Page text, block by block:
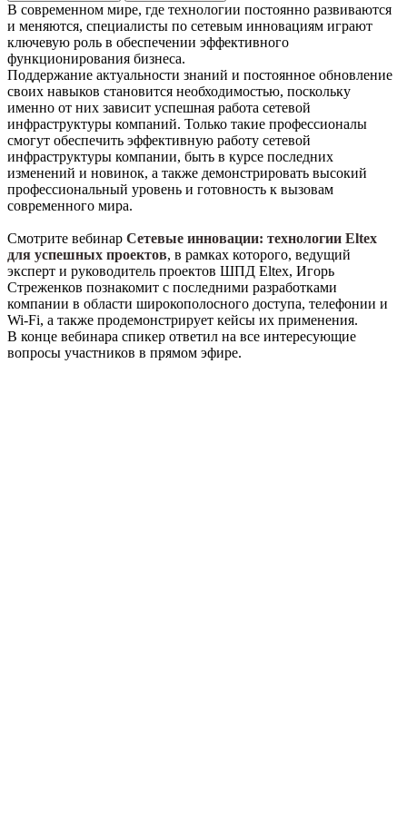
В современном мире, где технологии постоянно развиваются
и меняются, специалисты по сетевым инновациям играют
ключевую роль в обеспечении эффективного
функционирования бизнеса.
Поддержание актуальности знаний и постоянное обновление
своих навыков становится необходимостью, поскольку
именно от них зависит успешная работа сетевой
инфраструктуры компаний. Только такие профессионалы
смогут обеспечить эффективную работу сетевой
инфраструктуры компании, быть в курсе последних
изменений и новинок, а также демонстрировать высокий
профессиональный уровень и готовность к вызовам
современного мира.
Смотрите вебинар Сетевые инновации: технологии Eltex
для успешных проектов, в рамках которого, ведущий
эксперт и руководитель проектов ШПД Eltex, Игорь
Стреженков познакомит с последними разработками
компании в области широкополосного доступа, телефонии и
Wi-Fi, а также продемонстрирует кейсы их применения.
В конце вебинара спикер ответил на все интересующие
вопросы участников в прямом эфире.